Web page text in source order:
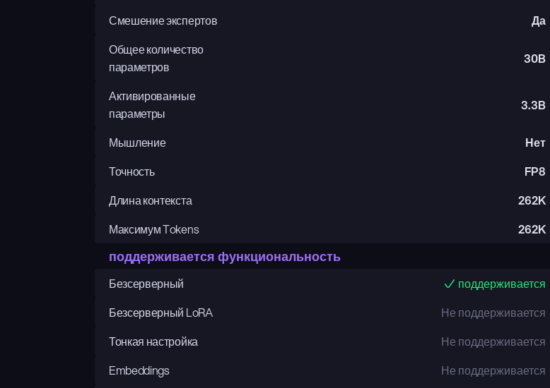
Смешение экспертов
Да
Общее количество
параметров
30B
Активированные
параметры
3.3B
Мышление Нет
Точность
FP8
Длина контекста
262K
Максимум Tokens
262K
поддерживается функциональность
Безсерверный поддерживается
Безсерверный LoRA
Не поддерживается
Тонкая настройка
Не поддерживается
Embeddings
Не поддерживается